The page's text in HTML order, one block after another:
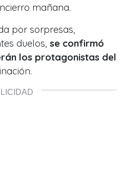
mañana.
por sorpresas,
duelos, se confirmó
los protagonistas del